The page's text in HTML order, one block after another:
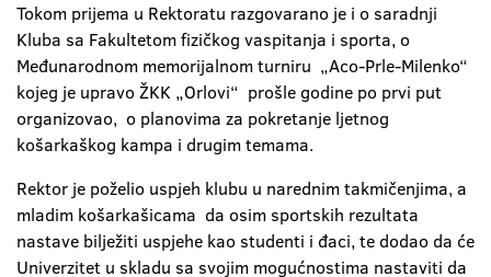
Tokom prijema u Rektoratu razgovarano je i o saradnji
Kluba sa Fakultetom fizičkog vaspitanja i sporta, o
Međunarodnom memorijalnom turniru „Aco-Prle-Milenko“
kojeg je upravo ŽKK „Orlovi“ prošle godine po prvi put
organizovao, o planovima za pokretanje ljetnog
košarkaškog kampa i drugim temama.
Rektor je poželio uspjeh klubu u narednim takmičenjima, a
mladim košarkašicama da osim sportskih rezultata
nastave bilježiti uspjehe kao studenti i đaci, te dodao da će
Univerzitet u skladu sa svojim mogućnostima nastaviti da